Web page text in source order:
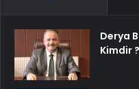
Derya
Kimdir ?